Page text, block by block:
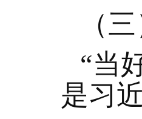
（三
“当
是习